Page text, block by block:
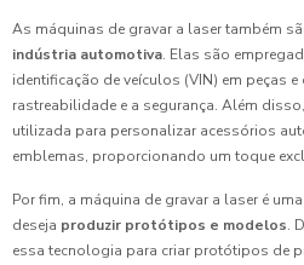
As máquinas de gravar a laser também
indústria automotiva. Elas são
identificação de veículos (VIN) em peças
rastreabilidade e a segurança. Além
utilizada para personalizar acessórios
emblemas, proporcionando um toque
Por fim, a máquina de gravar a laser é
deseja produzir protótipos e modelos.
essa tecnologia para criar protótipos de